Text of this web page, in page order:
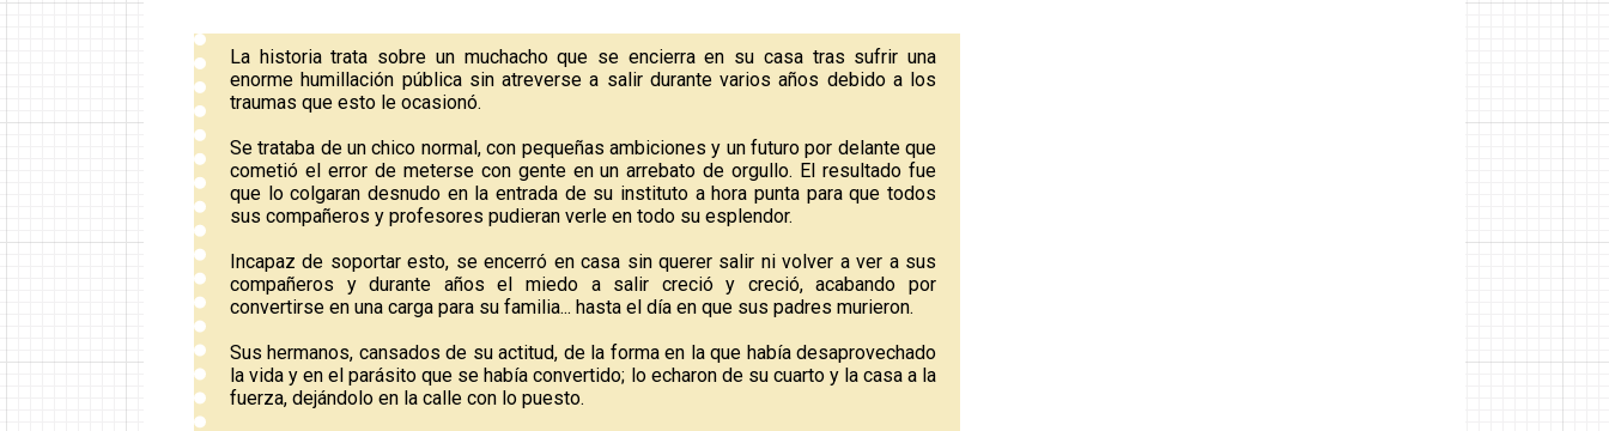
La historia trata sobre un muchacho que se encierra en su casa tras sufrir una
enorme humillación pública sin atreverse a salir durante varios años debido a los
traumas que esto le ocasionó.
Se trataba de un chico normal, con pequeñas ambiciones y un futuro por delante que
cometió el error de meterse con gente en un arrebato de orgullo. El resultado fue
que lo colgaran desnudo en la entrada de su instituto a hora punta para que todos
sus compañeros y profesores pudieran verle en todo su esplendor.
Incapaz de soportar esto, se encerró en casa sin querer salir ni volver a ver a sus
compañeros y durante años el miedo a salir creció y creció, acabando por
convertirse en una carga para su familia... hasta el día en que sus padres murieron.
Sus hermanos, cansados de su actitud, de la forma en la que había desaprovechado
la vida y en el parásito que se había convertido; lo echaron de su cuarto y la casa a la
fuerza, dejándolo en la calle con lo puesto.